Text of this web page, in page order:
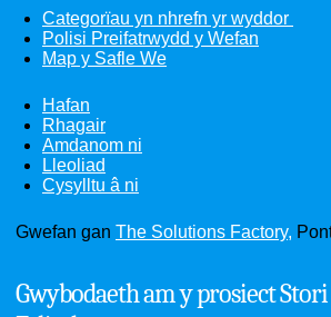
Categorïau yn nhrefn yr wyddor
Polisi Preifatrwydd y Wefan
Map y Safle We
Hafan
Rhagair
Amdanom ni
Lleoliad
Cysylltu â ni
Gwefan gan The Solutions Factory,
Gwybodaeth am y prosiect